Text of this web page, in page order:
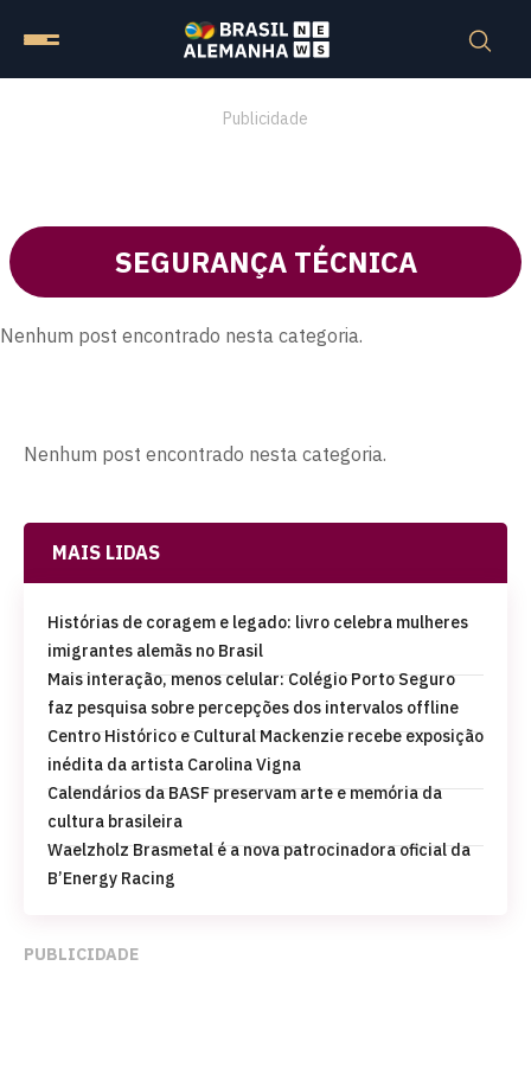
Publicidade
SEGURANÇA TÉCNICA
Nenhum post encontrado nesta categoria.
Nenhum post encontrado nesta categoria.
MAIS LIDAS
Histórias de coragem e legado: livro celebra mulheres
imigrantes alemãs no Brasil
Mais interação, menos celular: Colégio Porto Seguro
faz pesquisa sobre percepções dos intervalos offline
Centro Histórico e Cultural Mackenzie recebe exposição
inédita da artista Carolina Vigna
Calendários da BASF preservam arte e memória da
cultura brasileira
Waelzholz Brasmetal é a nova patrocinadora oficial da
B’Energy Racing
PUBLICIDADE